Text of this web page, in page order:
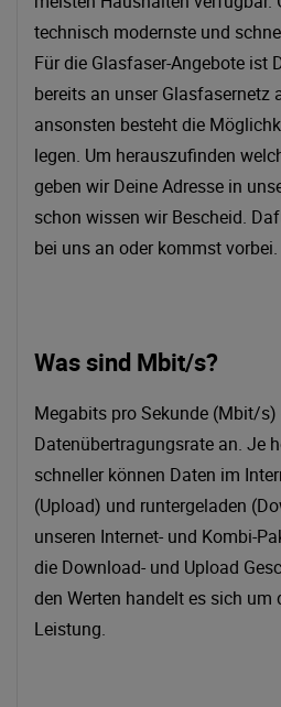
technisch modernste und
Für die Glasfaser-Angebote ist
bereits an unser Glasfasernetz
ansonsten besteht die
legen. Um herauszufinden
geben wir Deine Adresse in
schon wissen wir Bescheid.
bei uns an oder kommst vorbei.
Was sind Mbit/s?
Megabits pro Sekunde (Mbit/
Datenübertragungsrate an. Je
schneller können Daten im
(Upload) und runtergeladen
unseren Internet- und Kombi-
die Download- und Upload
den Werten handelt es sich
Leistung.